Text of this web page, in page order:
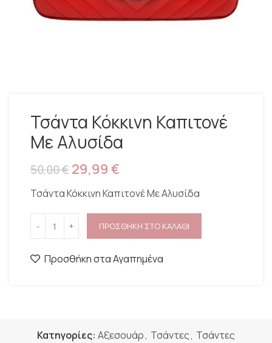
Τσάντα Κόκκινη Καπιτονέ
Με Αλυσίδα
50,00€29,99 €
Τσάντα Κόκκινη Καπιτονέ Με Αλυσίδα
ΠΡΟΣΘΗΚΗ ΣΤΟ ΚΑΛΑΘΙ
Προσθήκη στα Αγαπημένα
Κατηγορίες: Αξεσουάρ, Τσάντες, Τσάντες